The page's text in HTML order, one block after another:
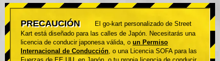
PRECAUCIÓN
El go-kart personalizado de Street
Kart está diseñado para las calles de Japón. Necesitarás una
licencia de conducir japonesa válida, o un Permiso
Internacional de Conducción, o una Licencia SOFA para las